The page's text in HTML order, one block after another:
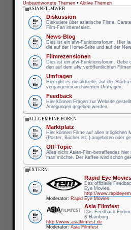
Unbeantwortete Themen • Aktive Themen
ASIANFILMWEB
Diskussion
Diskutiere über asiatische Filme,
Film-Fan interessiert.
News-Blog
Dies ist ein afw-Funktionsforum. Hier
die auf der Home-Seite und auf der
Filmrezensionen
Dies ist ein afw-Funktionsforum. Gebe
den auf dem afw veröffentlichten
Umfragen
Hier gibt es die aktuelle, auf der
vergangenen archivierten Umfragen.
Feedback
Hier können Fragen zur Website
Anregungen gegeben werden.
ALLGEMEINE FOREN
Marktplatz
Hier können Filme auf allen möglichen
(Poster, Bücher etc.) angeboten oder
Off-Topic
Alles nicht Asien-Film-betreffendes
man möchte. Der Kaffee wird schon
EXTERN
Rapid Eye Movies
Das offizielle
Eye Movies.
http://
Moderator: Rapid Eye Movies
Asia Filmfest
Das Feedback
& Hamburg.
http://www.asiafilmfest.de
Moderator: Asia Filmfest